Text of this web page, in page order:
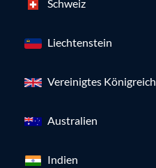
Schweiz
Liechtenstein
Vereinigtes Königreich
Australien
Indien